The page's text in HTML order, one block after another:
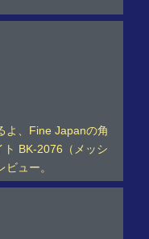
よ、Fine Japanの角
BK-2076（メッシ
ュー。